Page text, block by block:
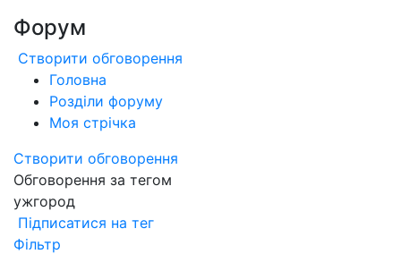
Форум
Створити обговорення
Головна
Розділи форуму
Моя стрічка
Створити обговорення
Обговорення за тегом
ужгород
Підписатися на тег
Фільтр